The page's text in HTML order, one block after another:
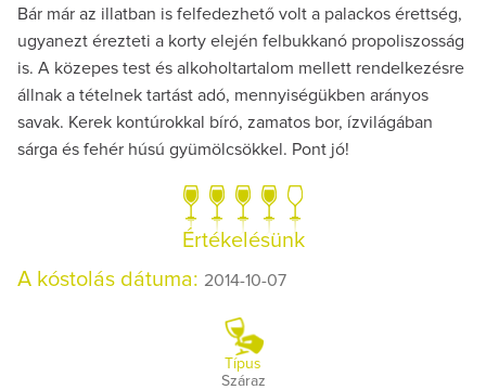
Bár már az illatban is felfedezhető volt a palackos érettség,
ugyanezt érezteti a korty elején felbukkanó propoliszosság
is. A közepes test és alkoholtartalom mellett rendelkezésre
állnak a tételnek tartást adó, mennyiségükben arányos
savak. Kerek kontúrokkal bíró, zamatos bor, ízvilágában
sárga és fehér húsú gyümölcsökkel. Pont jó!
Értékelésünk
A kóstolás dátuma: 2014-10-07
Típus
Száraz